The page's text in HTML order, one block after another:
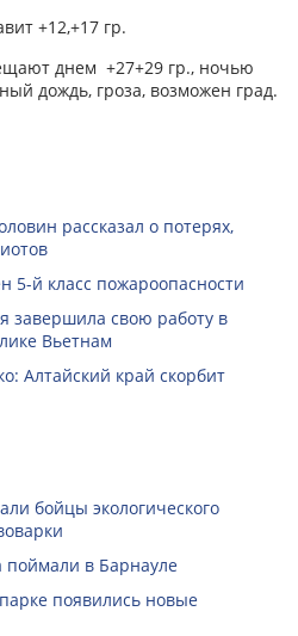
+12,+17 гр.
днем +27+29 гр., ночью
дождь, гроза, возможен град.
рассказал о потерях,
5-й класс пожароопасности
завершила свою работу в
Вьетнам
Алтайский край скорбит
бойцы экологического
поймали в Барнауле
появились новые